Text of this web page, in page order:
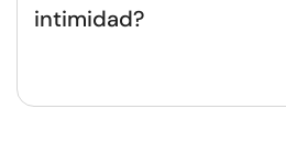
intimidad?